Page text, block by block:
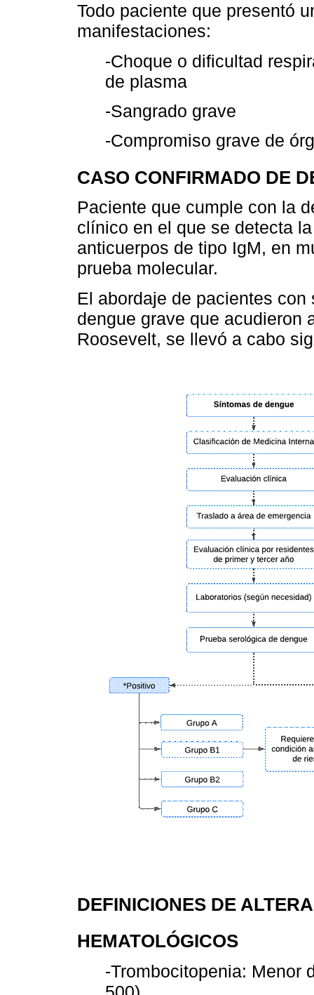
Todo paciente que presentó
manifestaciones:
-Choque o dificultad
de plasma
-Sangrado grave
-Compromiso grave de
CASO CONFIRMADO DE
Paciente que cumple con la
clínico en el que se detecta
anticuerpos de tipo IgM, en
prueba molecular.
El abordaje de pacientes
dengue grave que acudieron
Roosevelt, se llevó a cabo
DEFINICIONES DE
HEMATOLÓGICOS
-Trombocitopenia: Menor